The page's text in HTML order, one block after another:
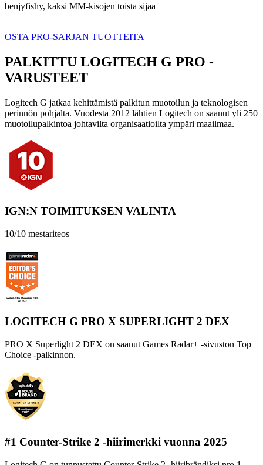
benjyfishy, kaksi MM-kisojen toista sijaa
OSTA PRO-SARJAN TUOTTEITA
PALKITTU LOGITECH G PRO -
VARUSTEET
Logitech G jatkaa kehittämistä palkitun muotoilun ja teknologisen
perinnön pohjalta. Vuodesta 2012 lähtien Logitech on saanut yli 250
muotoilupalkintoa johtavilta organisaatioilta ympäri maailmaa.
IGN:N TOIMITUKSEN VALINTA
10/10 mestariteos
LOGITECH G PRO X SUPERLIGHT 2 DEX
PRO X Superlight 2 DEX on saanut Games Radar+ -sivuston Top
Choice -palkinnon.
#1 Counter-Strike 2 -hiirimerkki vuonna 2025